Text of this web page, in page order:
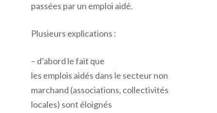
passées par un emploi aidé.
Plusieurs explications :
– d’abord le fait que
les emplois aidés dans le secteur non
marchand (associations, collectivités
locales) sont éloignés